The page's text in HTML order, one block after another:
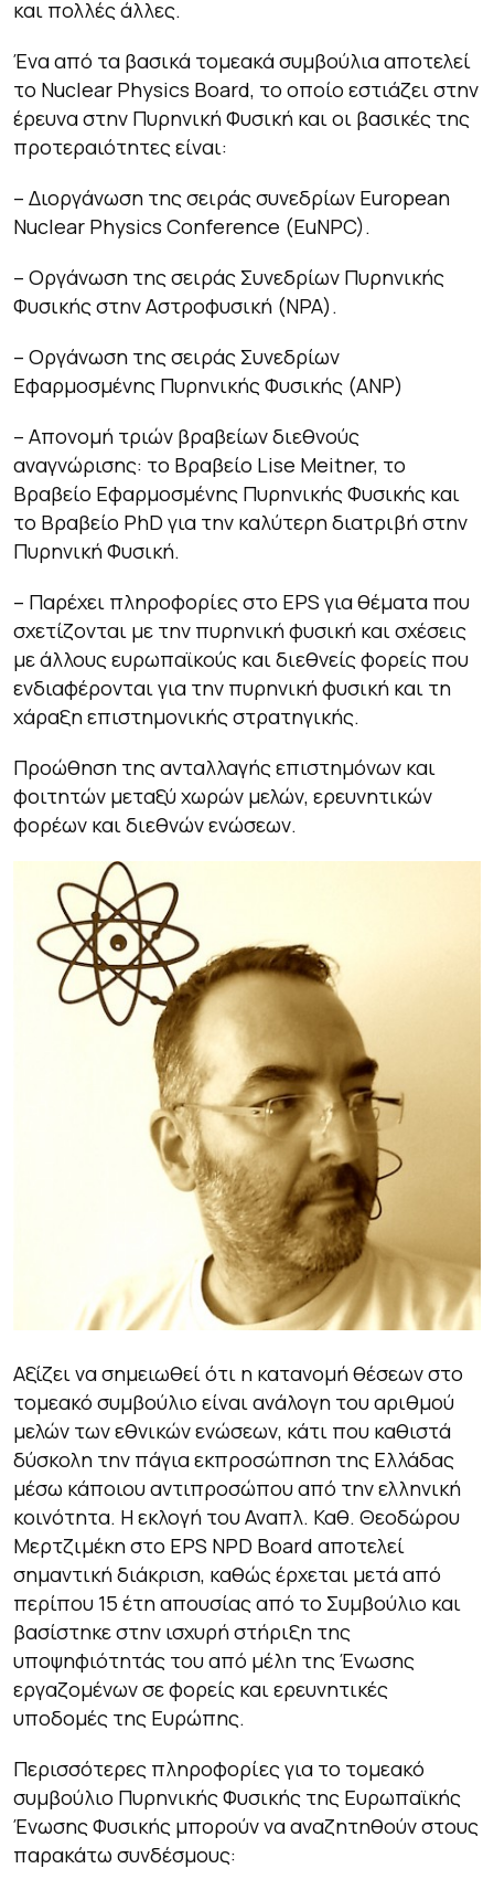
και πολλές άλλες.
Ένα από τα βασικά τομεακά συμβούλια αποτελεί
το Nuclear Physics Board, το οποίο εστιάζει στην
έρευνα στην Πυρηνική Φυσική και οι βασικές της
προτεραιότητες είναι:
– Διοργάνωση της σειράς συνεδρίων European
Nuclear Physics Conference (EuNPC).
– Οργάνωση της σειράς Συνεδρίων Πυρηνικής
Φυσικής στην Αστροφυσική (NPA).
– Οργάνωση της σειράς Συνεδρίων
Εφαρμοσμένης Πυρηνικής Φυσικής (ANP)
– Απονομή τριών βραβείων διεθνούς
αναγνώρισης: το Βραβείο Lise Meitner, το
Βραβείο Εφαρμοσμένης Πυρηνικής Φυσικής και
το Βραβείο PhD για την καλύτερη διατριβή στην
Πυρηνική Φυσική.
– Παρέχει πληροφορίες στο EPS για θέματα που
σχετίζονται με την πυρηνική φυσική και σχέσεις
με άλλους ευρωπαϊκούς και διεθνείς φορείς που
ενδιαφέρονται για την πυρηνική φυσική και τη
χάραξη επιστημονικής στρατηγικής.
Προώθηση της ανταλλαγής επιστημόνων και
φοιτητών μεταξύ χωρών μελών, ερευνητικών
φορέων και διεθνών ενώσεων.
Αξίζει να σημειωθεί ότι η κατανομή θέσεων στο
τομεακό συμβούλιο είναι ανάλογη του αριθμού
μελών των εθνικών ενώσεων, κάτι που καθιστά
δύσκολη την πάγια εκπροσώπηση της Ελλάδας
μέσω κάποιου αντιπροσώπου από την ελληνική
κοινότητα. Η εκλογή του Αναπλ. Καθ. Θεοδώρου
Μερτζιμέκη στο EPS NPD Board αποτελεί
σημαντική διάκριση, καθώς έρχεται μετά από
περίπου 15 έτη απουσίας από το Συμβούλιο και
βασίστηκε στην ισχυρή στήριξη της
υποψηφιότητάς του από μέλη της Ένωσης
εργαζομένων σε φορείς και ερευνητικές
υποδομές της Ευρώπης.
Περισσότερες πληροφορίες για το τομεακό
συμβούλιο Πυρηνικής Φυσικής της Ευρωπαϊκής
Ένωσης Φυσικής μπορούν να αναζητηθούν στους
παρακάτω συνδέσμους: